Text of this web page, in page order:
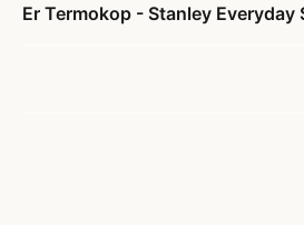
Er Termokop - Stanley